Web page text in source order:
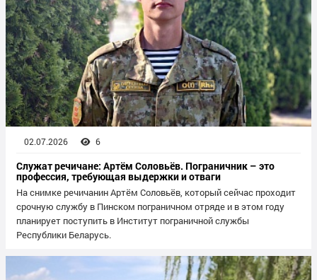
02.07.2026 6
Служат речичане: Артём Соловьёв. Пограничник – это
профессия, требующая выдержки и отваги
На снимке речичанин Артём Соловьёв, который сейчас проходит
срочную службу в Пинском пограничном отряде и в этом году
планирует поступить в Институт пограничной службы
Республики Беларусь.